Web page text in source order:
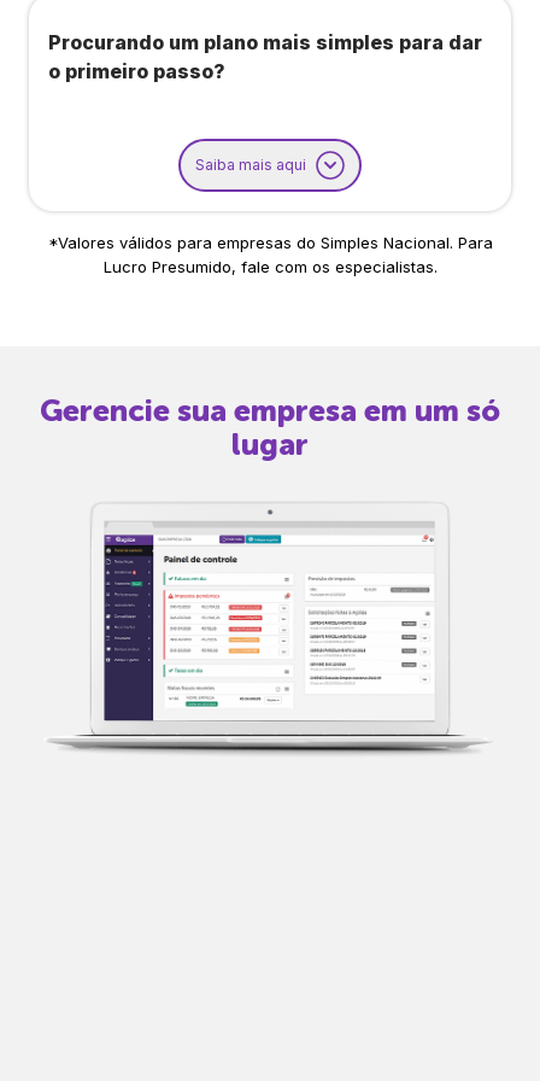
Procurando um plano mais simples para dar
o primeiro passo?
Saiba mais aqui
*Valores válidos para empresas do Simples Nacional. Para
Lucro Presumido, fale com os especialistas.
Gerencie sua empresa em um só
lugar